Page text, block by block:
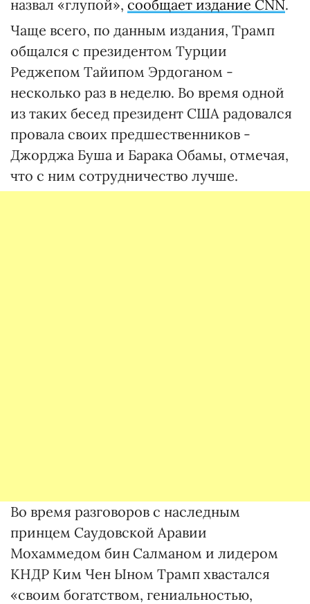
назвал «глупой», сообщает издание CNN.
Чаще всего, по данным издания, Трамп
общался с президентом Турции
Реджепом Тайипом Эрдоганом -
несколько раз в неделю. Во время одной
из таких бесед президент США радовался
провала своих предшественников -
Джорджа Буша и Барака Обамы, отмечая,
что с ним сотрудничество лучше.
Во время разговоров с наследным
принцем Саудовской Аравии
Мохаммедом бин Салманом и лидером
КНДР Ким Чен Ыном Трамп хвастался
«своим богатством, гениальностью,